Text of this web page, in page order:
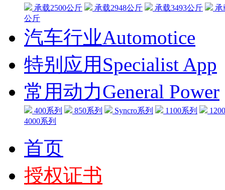
承载2500公斤 承载2948公斤 承载3493公斤
承
公斤
汽车行业Automotice
特别应用Specialist App
常用动力General Power
400系列 850系列 Syncro系列 1100系列
4000系列
首页
授权证书